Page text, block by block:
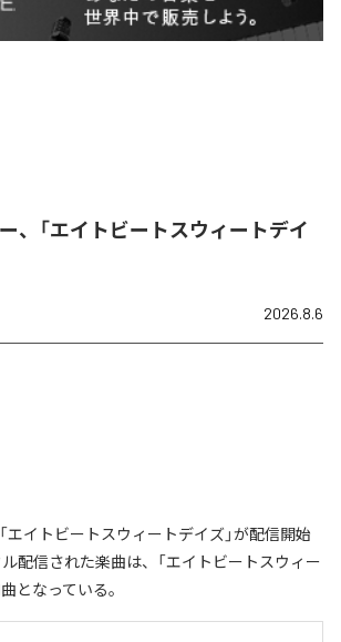
、「エイトビートスウィートデイ
2026.8.6
エイトビートスウィートデイズ」が配信開始
配信された楽曲は、「エイトビートスウィー
となっている。